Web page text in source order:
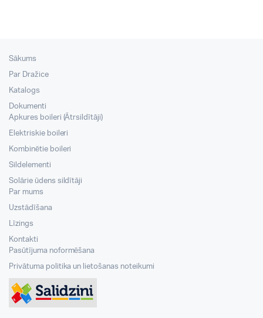
Sākums
Par Dražice
Katalogs
Dokumenti
Apkures boileri (Ātrsildītāji)
Elektriskie boileri
Kombinētie boileri
Sildelementi
Solārie ūdens sildītāji
Par mums
Uzstādīšana
Līzings
Kontakti
Pasūtījuma noformēšana
Privātuma politika un lietošanas noteikumi